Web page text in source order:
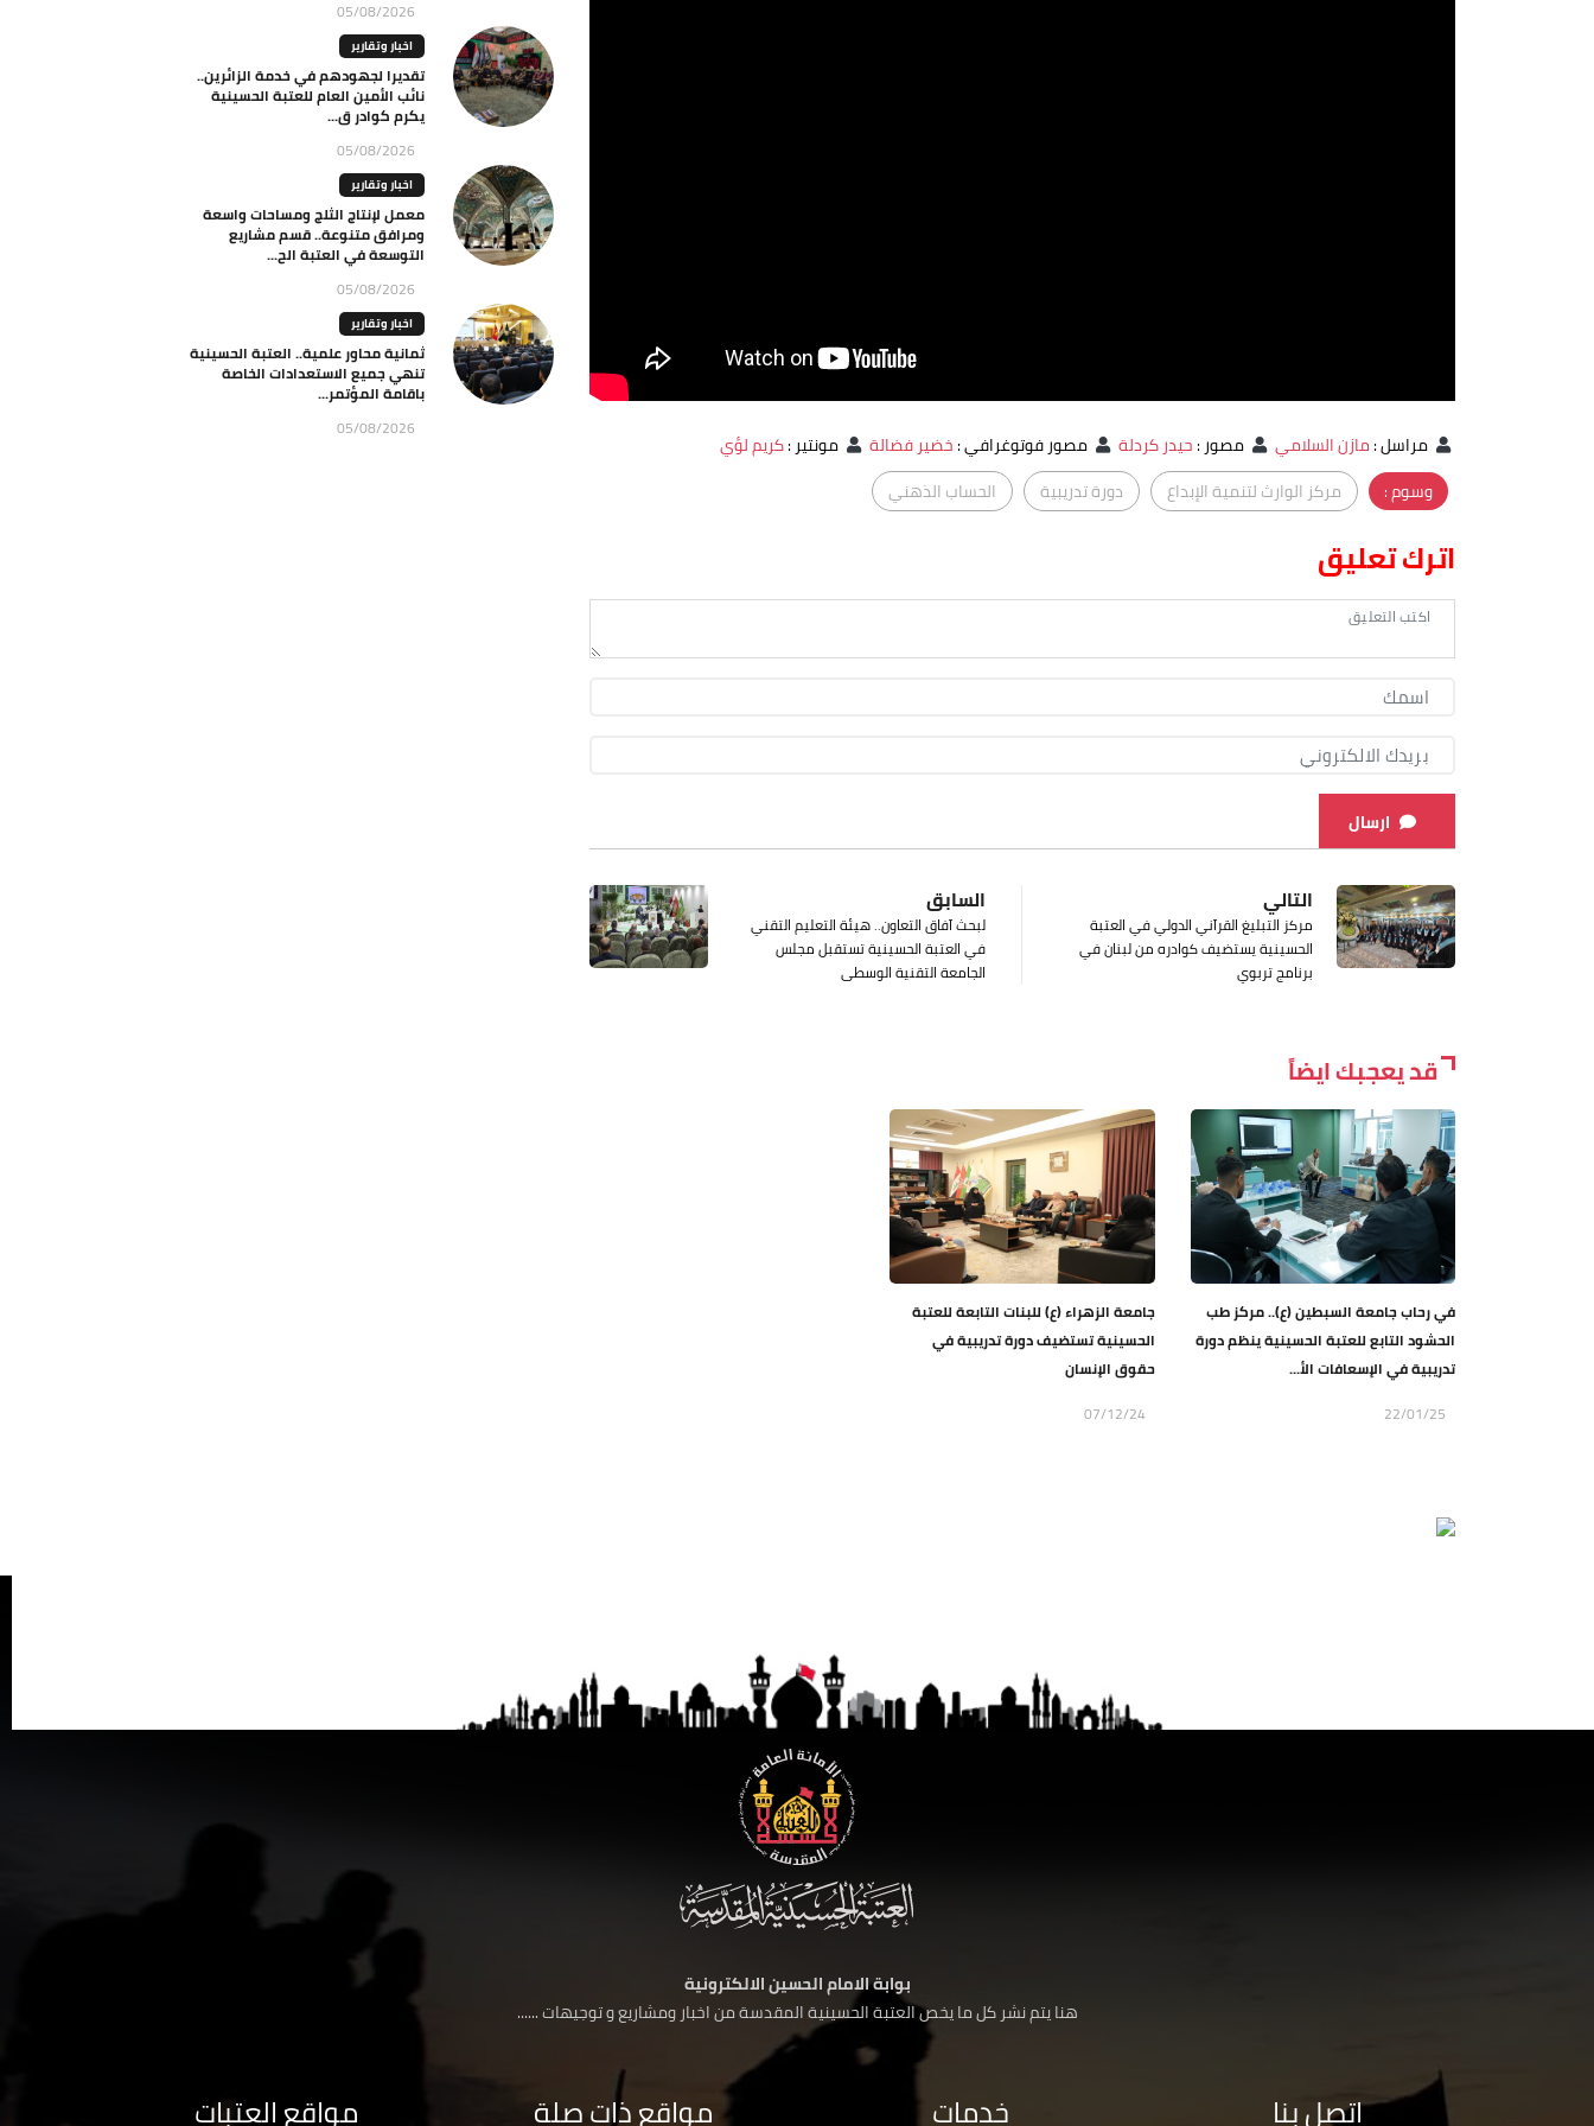
مراسل:مازن السلامي مصور:حيدر كردلة مصور فوتوغرافي:خضير فضالة مونتير:كريم لؤي
وسوم :
مركز الوارث لتنمية الإبداع دورة تدريبية الحساب الذهني
اترك تعليق
ارسال
السابق
لبحث آفاق التعاون.. هيئة التعليم التقني
في العتبة الحسينية تستقبل مجلس
الجامعة التقنية الوسطى
التالي
مركز التبليغ القرآني الدولي في العتبة
الحسينية يستضيف كوادره من لبنان في
برنامج تربوي
قد يعجبك ايضاً
في رحاب جامعة السبطين (ع).. مركز طب
الحشود التابع للعتبة الحسينية ينظم دورة
تدريبية في الإسعافات الأ...
22/01/25
جامعة الزهراء (ع) للبنات التابعة للعتبة
الحسينية تستضيف دورة تدريبية في
حقوق الإنسان
07/12/24
05/08/2026
اخبار وتقارير
تقديرا لجهودهم في خدمة الزائرين..
نائب الأمين العام للعتبة الحسينية
يكرم كوادر ق...
05/08/2026
اخبار وتقارير
معمل لإنتاج الثلج ومساحات واسعة
ومرافق متنوعة.. قسم مشاريع
التوسعة في العتبة الح...
05/08/2026
اخبار وتقارير
ثمانية محاور علمية.. العتبة الحسينية
تنهي جميع الاستعدادات الخاصة
باقامة المؤتمر...
05/08/2026
بوابة الامام الحسين الالكترونية
هنا يتم نشر كل ما يخص العتبة الحسينية المقدسة من اخبار ومشاريع و توجيهات ......
اتصل بنا خدمات مواقع ذات صلة مواقع العتبات